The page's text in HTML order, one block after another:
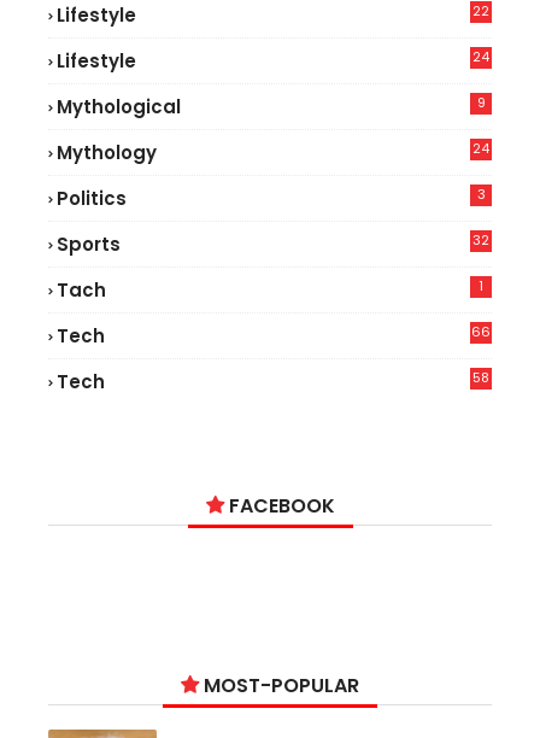
Lifestyle
22
Lifestyle
24
Mythological 9
Mythology 24
Politics 3
Sports 32
Tach 1
Tech
66
Tech
58
FACEBOOK
MOST-POPULAR